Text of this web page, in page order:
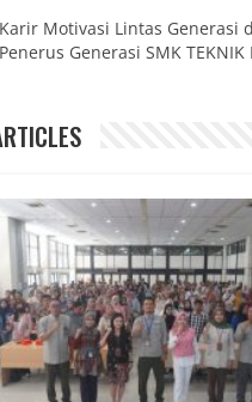
Motivasi Lintas Generasi
Penerus Generasi SMK TEKNIK